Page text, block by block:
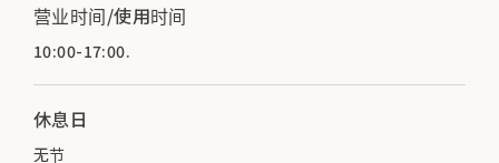
营业时间/使用时间
10:00-17:00.
休息日
无节